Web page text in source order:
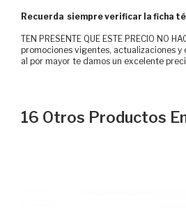
Recuerda siempre verificar la ficha
TEN PRESENTE QUE ESTE PRECIO NO
promociones vigentes, actualizaciones
al por mayor te damos un excelente
16 Otros Productos